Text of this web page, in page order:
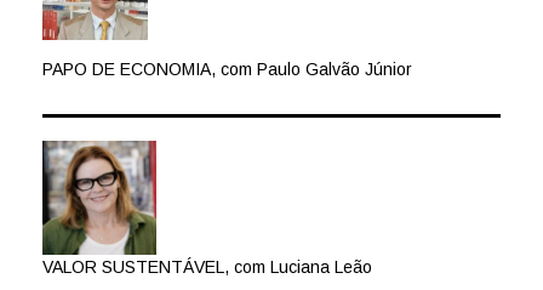
PAPO DE ECONOMIA, com Paulo Galvão Júnior
VALOR SUSTENTÁVEL, com Luciana Leão